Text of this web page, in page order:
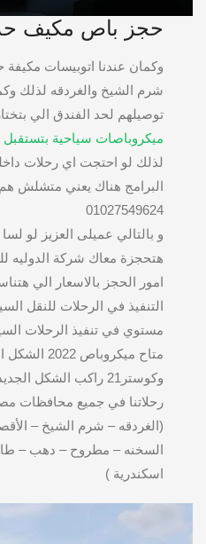
حجز باص مكيف
شرم الشيخ والغردقه لذلك
توصيلهم لحد الفندق الي
ميكروباصات سياحية بتستقبل
لذلك لو احتجت اي رحلات
البرامج هناك يعني متشلش
01027549624
و بالتالي عميلى العزيز لو
هتحجزة معاك شركة الدوليه
امور الحجز بالاسعار الي
التنفيذ في الرحلات للنقل
مستوي في تنفيذ الرحلات
وكوستر21 راكب الشكل الجديد 2022
رحلاتنا في جميع محافظات
(الغردقه – شرم الشيخ –
السخنه – مطروح – دهب –
اسكندرية )